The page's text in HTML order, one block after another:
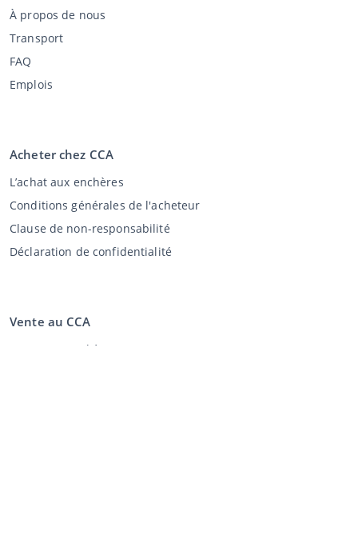
À propos de nous
Transport
FAQ
Emplois
Acheter chez CCA
L’achat aux enchères
Conditions générales de l'acheteur
Clause de non-responsabilité
Déclaration de confidentialité
Vente au CCA
Vente aux enchères